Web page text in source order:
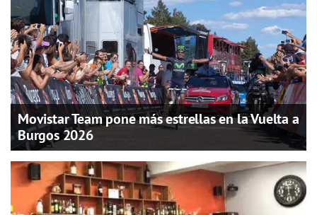
Movistar Team pone más estrellas en la Vuelta a
Burgos 2026